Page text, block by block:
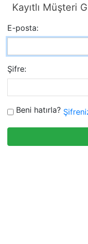
Kayıtlı Müşteri
E-posta:
Şifre:
Beni hatırla?